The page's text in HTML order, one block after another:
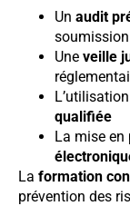
Un audit
soumission
Une veille
qualifiée
La mise en
La formation
prévention des